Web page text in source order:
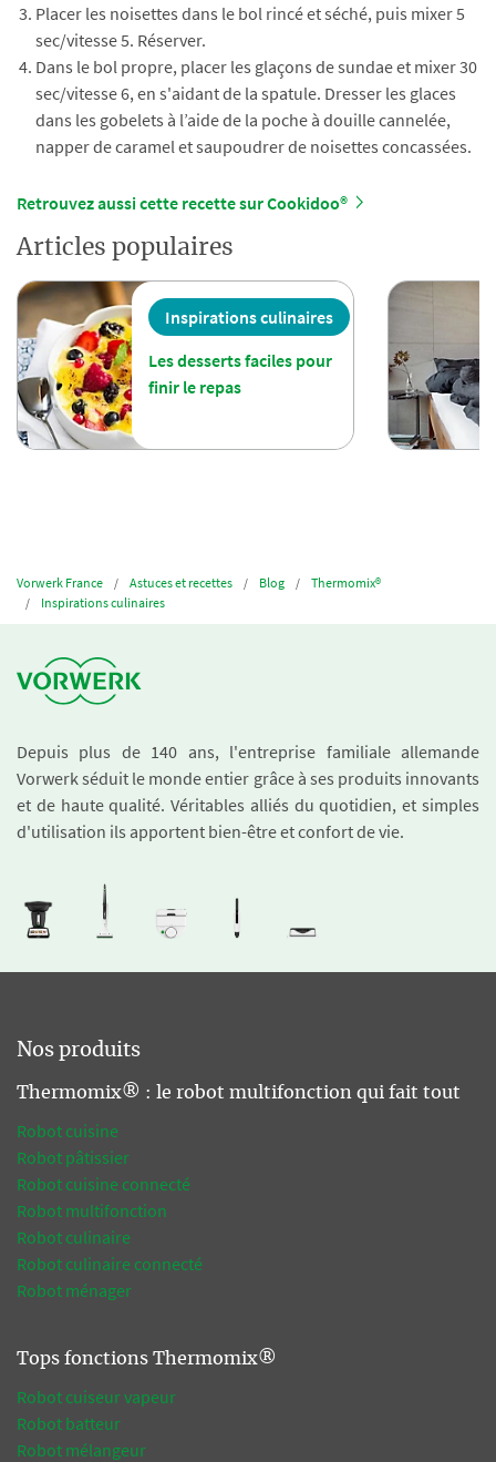
Placer les noisettes dans le bol rincé et séché, puis mixer 5
sec/vitesse 5. Réserver.
Dans le bol propre, placer les glaçons de sundae et mixer 30
sec/vitesse 6, en s'aidant de la spatule. Dresser les glaces
dans les gobelets à l’aide de la poche à douille cannelée,
napper de caramel et saupoudrer de noisettes concassées.
Retrouvez aussi cette recette sur Cookidoo®
Articles populaires
Inspirations culinaires
Les desserts faciles pour
finir le repas
Vorwerk France Astuces et recettes Blog
Thermomix®
Inspirations culinaires
Depuis plus de 140 ans, l'entreprise familiale allemande
Vorwerk séduit le monde entier grâce à ses produits innovants
et de haute qualité. Véritables alliés du quotidien, et simples
d'utilisation ils apportent bien-être et confort de vie.
Nos produits
Thermomix® : le robot multifonction qui fait tout
Robot cuisine
Robot pâtissier
Robot cuisine connecté
Robot multifonction
Robot culinaire
Robot culinaire connecté
Robot ménager
Tops fonctions Thermomix®
Robot cuiseur vapeur
Robot batteur
Robot mélangeur